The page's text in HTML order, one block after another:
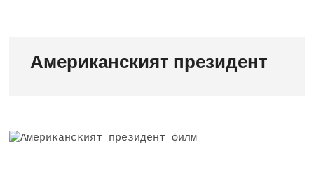
Американският президент